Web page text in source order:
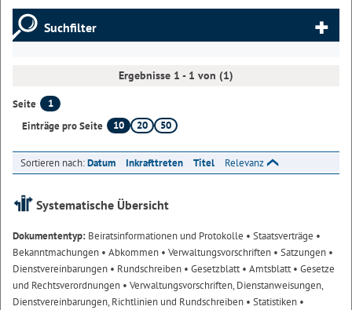
Suchfilter
Ergebnisse 1 - 1 von (1)
Seite
1
Einträge pro Seite
10 20 50
Sortieren nach:Datum Inkrafttreten Titel Relevanz
Systematische Übersicht
Dokumententyp: Beiratsinformationen und Protokolle • Staatsverträge •
Bekanntmachungen • Abkommen • Verwaltungsvorschriften • Satzungen •
Dienstvereinbarungen • Rundschreiben • Gesetzblatt• Amtsblatt• Gesetze
und Rechtsverordnungen • Verwaltungsvorschriften, Dienstanweisungen,
Dienstvereinbarungen, Richtlinien und Rundschreiben • Statistiken •